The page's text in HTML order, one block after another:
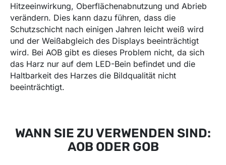
Hitzeeinwirkung, Oberflächenabnutzung und Abrieb
verändern. Dies kann dazu führen, dass die
Schutzschicht nach einigen Jahren leicht weiß wird
und der Weißabgleich des Displays beeinträchtigt
wird. Bei AOB gibt es dieses Problem nicht, da sich
das Harz nur auf dem LED-Bein befindet und die
Haltbarkeit des Harzes die Bildqualität nicht
beeinträchtigt.
WANN SIE ZU VERWENDEN SIND:
AOB ODER GOB